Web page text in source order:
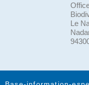
Le